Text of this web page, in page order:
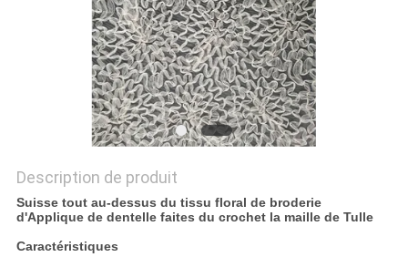
CONFIDENTIALITÉ
Description de produit
Suisse tout au-dessus du tissu floral de broderie
d'Applique de dentelle faites du crochet la maille de Tulle
Caractéristiques